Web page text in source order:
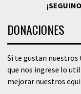
DONACIONES
Si te gustan nuestros
que nos ingrese lo
mejorar nuestros